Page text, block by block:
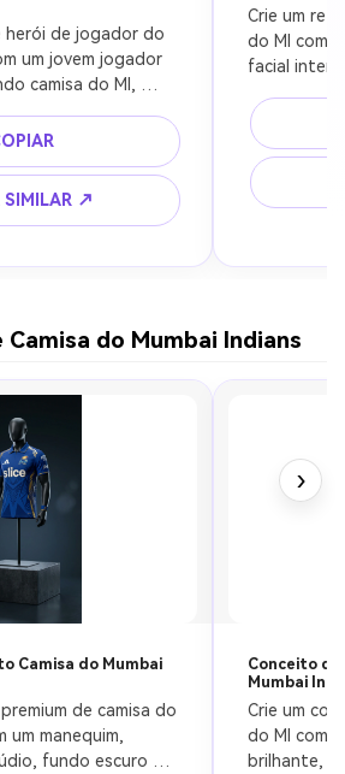
herói de jogador do
um jovem jogador
camisa do MI,
brilhante, ultra
cinematográfica, 8k
SIMILAR ↗
Crie um
do MI com
facial
escuro,
revista
do Mumbai Indians
Camisa do Mumbai
de camisa do
um manequim,
fundo escuro em
Conceito
Mumbai
Crie um
do MI com
brilhante,
›